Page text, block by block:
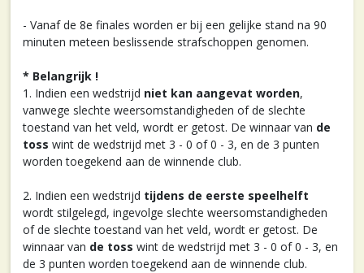
- Vanaf de 8e finales worden er bij een gelijke stand na 90
minuten meteen beslissende strafschoppen genomen.
* Belangrijk !
1. Indien een wedstrijd niet kan aangevat worden,
vanwege slechte weersomstandigheden of de slechte
toestand van het veld, wordt er getost. De winnaar van de
toss wint de wedstrijd met 3 - 0 of 0 - 3, en de 3 punten
worden toegekend aan de winnende club.
2. Indien een wedstrijd tijdens de eerste speelhelft
wordt stilgelegd, ingevolge slechte weersomstandigheden
of de slechte toestand van het veld, wordt er getost. De
winnaar van de toss wint de wedstrijd met 3 - 0 of 0 - 3, en
de 3 punten worden toegekend aan de winnende club.